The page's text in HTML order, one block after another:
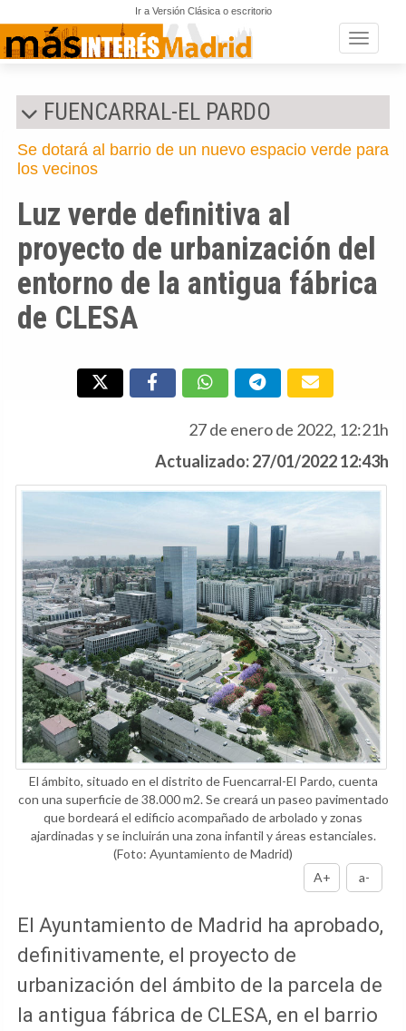
Ir a Versión Clásica o escritorio
Toggle
FUENCARRAL-EL PARDO
Se dotará al barrio de un nuevo espacio verde para
los vecinos
Luz verde definitiva al
proyecto de urbanización del
entorno de la antigua fábrica
de CLESA
27 de enero de 2022, 12:21h
Actualizado: 27/01/2022 12:43h
El ámbito, situado en el distrito de Fuencarral-El Pardo, cuenta
con una superficie de 38.000 m2. Se creará un paseo pavimentado
que bordeará el edificio acompañado de arbolado y zonas
ajardinadas y se incluirán una zona infantil y áreas estanciales.
(Foto: Ayuntamiento de Madrid)
A+
a-
El Ayuntamiento de Madrid ha aprobado,
definitivamente, el proyecto de
urbanización del ámbito de la parcela de
la antigua fábrica de CLESA, en el barrio